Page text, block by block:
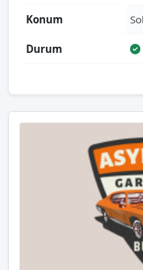
Konum
Durum